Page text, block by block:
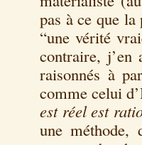
pas à ce que
“une vérité
contraire, j’en
raisonnés à
comme celui
est réel est
une méthode,